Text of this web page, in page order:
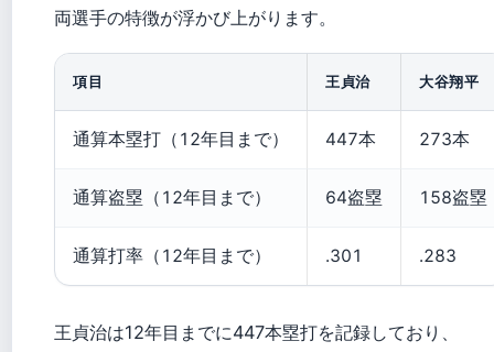
両選手の特徴が浮かび上がります。
項目 王貞治 大谷翔平
通算本塁打（12年目まで） 447本 273本
通算盗塁（12年目まで） 64盗塁 158盗塁
通算打率（12年目まで） .301 .283
王貞治は12年目までに447本塁打を記録しており、